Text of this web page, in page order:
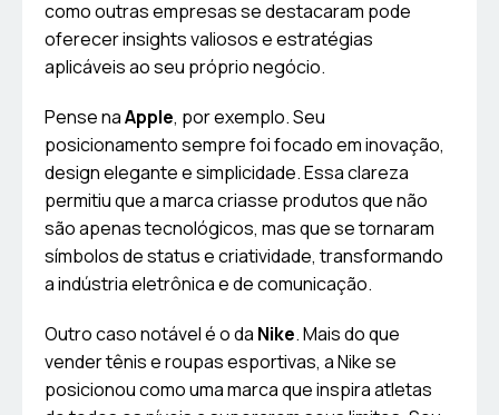
como outras empresas se destacaram pode
oferecer insights valiosos e estratégias
aplicáveis ao seu próprio negócio.
Pense naApple, por exemplo. Seu
posicionamento sempre foi focado em inovação,
design elegante e simplicidade. Essa clareza
permitiu que a marca criasse produtos que não
são apenas tecnológicos, mas que se tornaram
símbolos de status e criatividade, transformando
a indústria eletrônica e de comunicação.
Outro caso notável é o da Nike. Mais do que
vender tênis e roupas esportivas, a Nike se
posicionou como uma marca que inspira atletas